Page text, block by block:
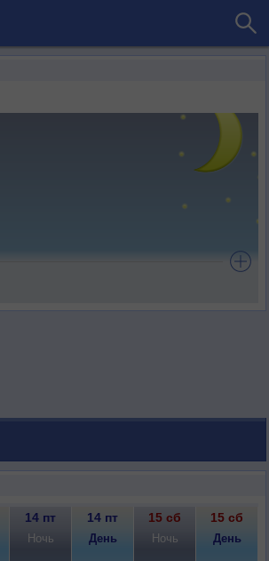
14 пт 14 пт 15 сб 15 сб
Ночь День Ночь День